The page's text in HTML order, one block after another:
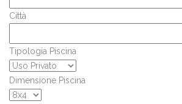
Città
Tipologia Piscina
Dimensione Piscina